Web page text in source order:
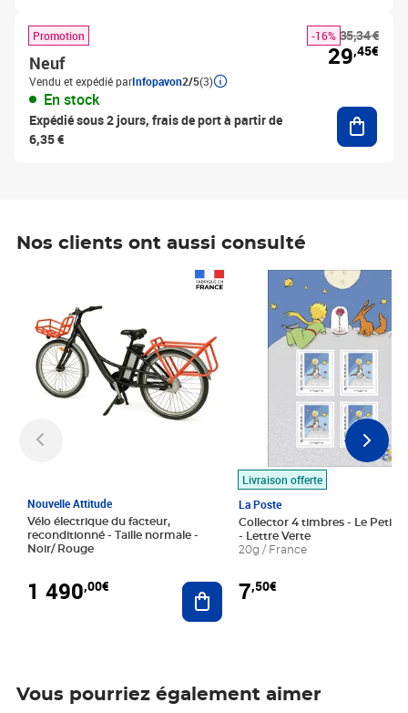
Promotion
Neuf
Vendu et expédié parInfopavon2/5(3)
En stock
Expédié sous 2 jours, frais de port à partir de
6,35 €
35,34 €
-16%
29,45€
Nos clients ont aussi consulté
Nouvelle Attitude
Vélo électrique du facteur,
reconditionné - Taille normale -
Noir/ Rouge
1 490,00€ Ajouter au panier
Livraison offerte
La Poste
Collector 4 timbres - Le Petit
- Lettre Verte
20g / France
7,50€
Prix 7,50€
Vous pourriez également aimer